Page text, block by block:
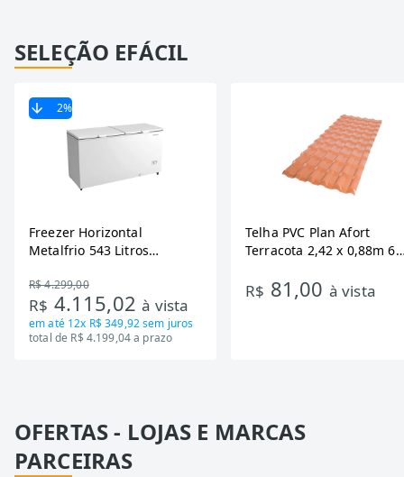
SELEÇÃO EFÁCIL
2%
Freezer Horizontal
Metalfrio 543 Litros
Tecnologia Inverter, Branco,
Bivolt
R$ 4.299,00
R$ 4.115,02à vista
em até 12x R$ 349,92sem juros
total de R$ 4.199,04 a prazo
Telha PVC Plan Afort
Terracota 2,42 x 0,88m 6
R$ 81,00 à vista
OFERTAS - LOJAS E MARCAS
PARCEIRAS